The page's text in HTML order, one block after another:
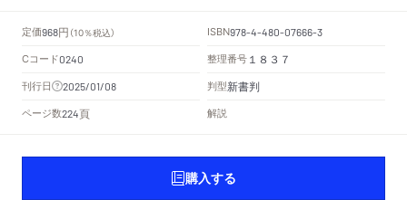
定価968円 （10％税込） ISBN978-4-480-07666-3
Cコード0240 整理番号 １８３７
刊行日 2025/01/08 判型新書判
ページ数224頁 解説
購入する